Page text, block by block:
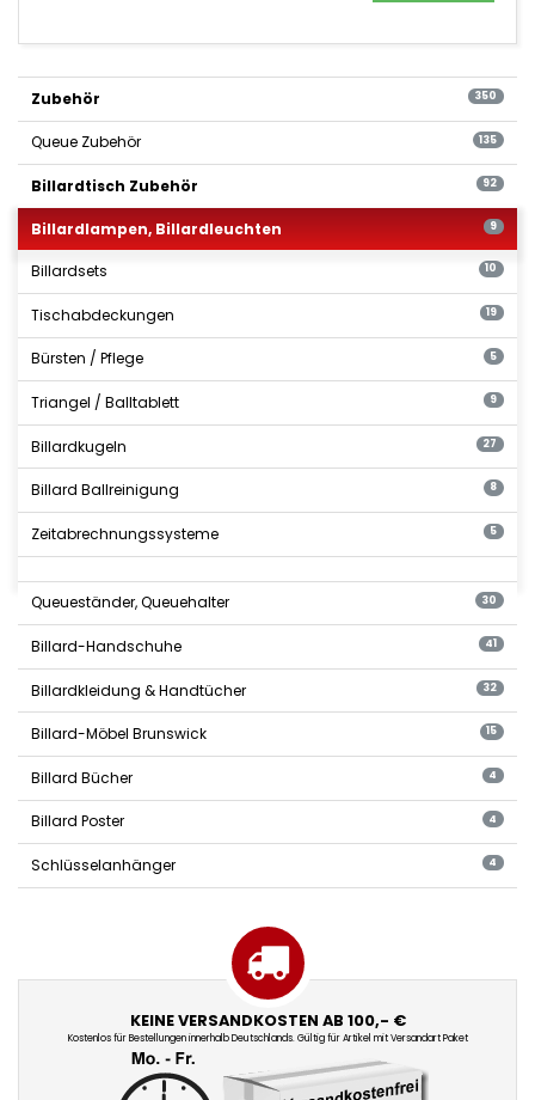
Zubehör 350
Queue Zubehör 135
Billardtisch Zubehör 92
Billardlampen, Billardleuchten 9
Billardsets 10
Tischabdeckungen 19
Bürsten / Pflege 5
Triangel / Balltablett 9
Billardkugeln 27
Billard Ballreinigung 8
Zeitabrechnungssysteme 5
Queueständer, Queuehalter 30
Billard-Handschuhe 41
Billardkleidung & Handtücher 32
Billard-Möbel Brunswick 15
Billard Bücher 4
Billard Poster 4
Schlüsselanhänger 4
KEINE VERSANDKOSTEN AB 100,- €
Kostenlos für Bestellungen innerhalb Deutschlands. Gültig für Artikel mit Versandart Paket